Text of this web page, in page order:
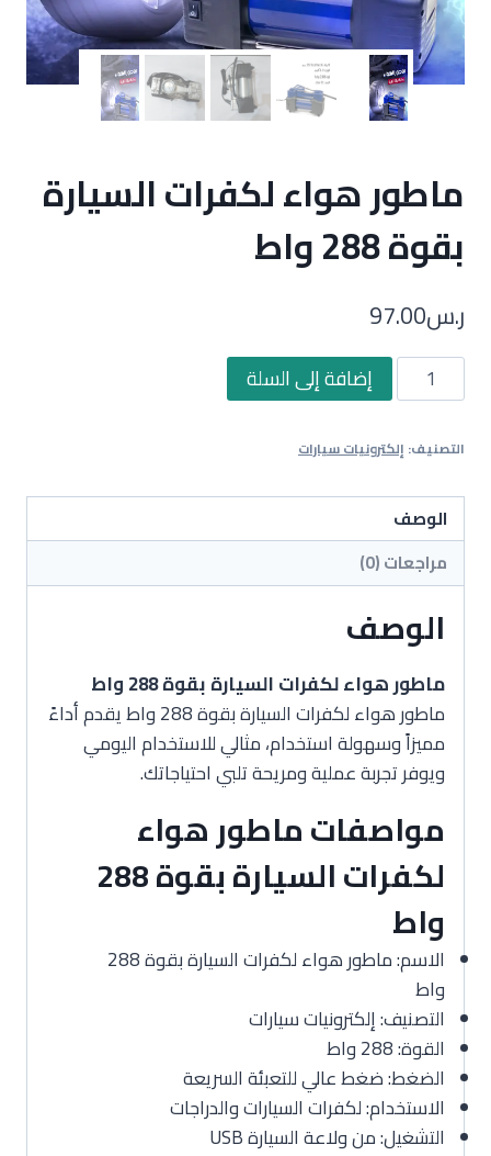
ماطور هواء لكفرات السيارة
بقوة 288 واط
ر.س97.00
كمية
ماطور
لكفرات
السيارة
بقوة
288
واط
إضافة إلى السلة
التصنيف: إلكترونيات سيارات
الوصف
مراجعات (0)
الوصف
ماطور هواء لكفرات السيارة بقوة 288 واط
ماطور هواء لكفرات السيارة بقوة 288 واط يقدم أداءً
مميزاً وسهولة استخدام، مثالي للاستخدام اليومي
ويوفر تجربة عملية ومريحة تلبي احتياجاتك.
مواصفات ماطور هواء
لكفرات السيارة بقوة 288
واط
الاسم: ماطور هواء لكفرات السيارة بقوة 288
واط
التصنيف: إلكترونيات سيارات
القوة: 288 واط
الضغط: ضغط عالي للتعبئة السريعة
الاستخدام: لكفرات السيارات والدراجات
التشغيل: من ولاعة السيارة USB